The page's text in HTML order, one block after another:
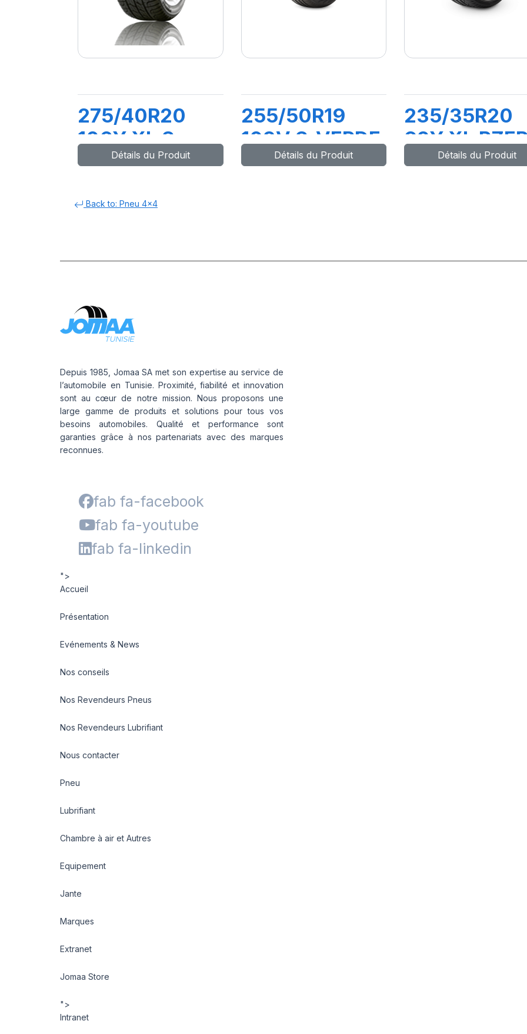
275/40R20
106Y XL S-
ZERODétails du Produit
255/50R19
103V S-VERDE
(MO)Détails du Produit
235/35R20
92Y XL
(J)
Détails du Produit
Back to: Pneu 4x4
Depuis 1985, Jomaa SA met son expertise au service de
l’automobile en Tunisie. Proximité, fiabilité et innovation
sont au cœur de notre mission. Nous proposons une
large gamme de produits et solutions pour tous vos
besoins automobiles. Qualité et performance sont
garanties grâce à nos partenariats avec des marques
reconnues.
fab fa-facebook
fab fa-youtube
fab fa-linkedin
">
Accueil
Présentation
Evénements & News
Nos conseils
Nos Revendeurs Pneus
Nos Revendeurs Lubrifiant
Nous contacter
Pneu
Lubrifiant
Chambre à air et Autres
Equipement
Jante
Marques
Extranet
Jomaa Store
">
Intranet